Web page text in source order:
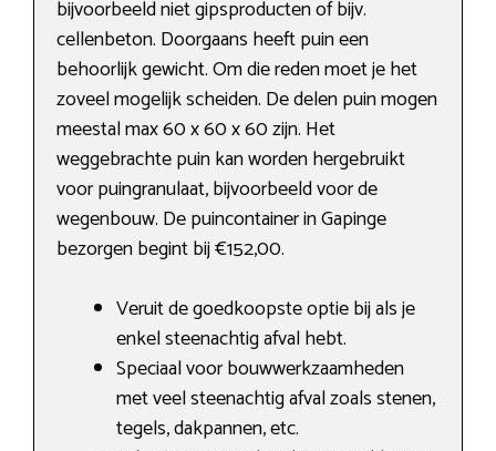
bijvoorbeeld niet gipsproducten of bijv.
cellenbeton. Doorgaans heeft puin een
behoorlijk gewicht. Om die reden moet je het
zoveel mogelijk scheiden. De delen puin mogen
meestal max 60 x 60 x 60 zijn. Het
weggebrachte puin kan worden hergebruikt
voor puingranulaat, bijvoorbeeld voor de
wegenbouw. De puincontainer in Gapinge
bezorgen begint bij €152,00.
Veruit de goedkoopste optie bij als je
enkel steenachtig afval hebt.
Speciaal voor bouwwerkzaamheden
met veel steenachtig afval zoals stenen,
tegels, dakpannen, etc.